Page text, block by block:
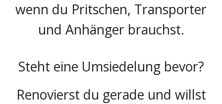
wenn du Pritschen, Transporter
und Anhängerbrauchst.
Steht eine Umsiedelung bevor?
Renovierst du gerade und willst